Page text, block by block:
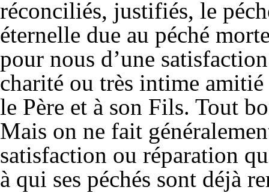
réconciliés, justifiés, le
éternelle due au péché
pour nous d’une
charité ou très intime
le Père et à son Fils. Tout
Mais on ne fait
satisfaction ou réparation
à qui ses péchés sont déjà